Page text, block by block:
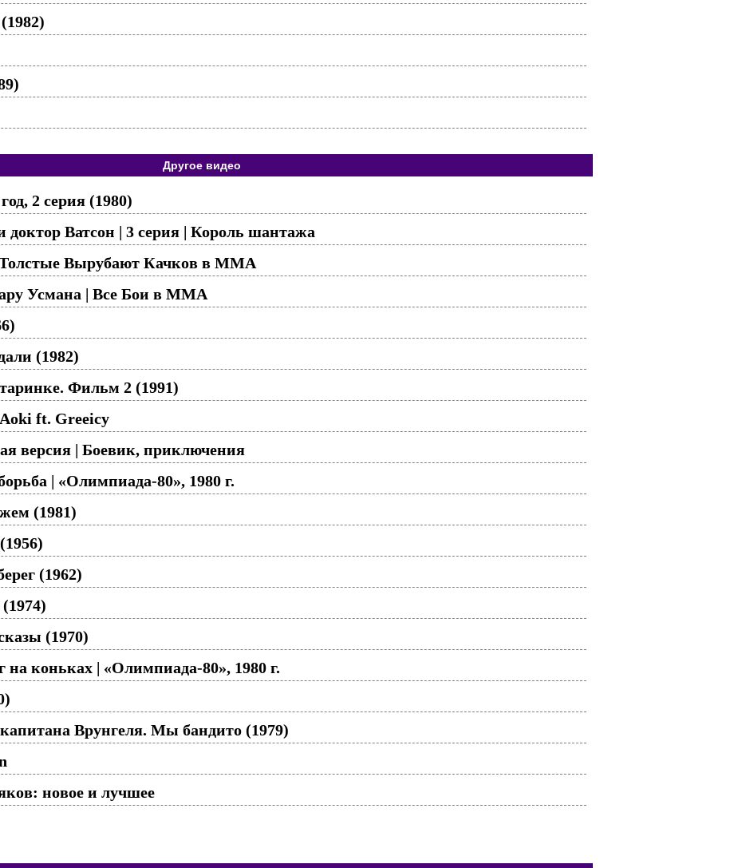
Другое видео
2 серия (1980)
Ватсон | 3 серия | Король шантажа
Толстые Вырубают Качков в ММА
Усмана | Все Бои в ММА
(1982)
Фильм 2 (1991)
ft. Greeicy
версия | Боевик, приключения
| «Олимпиада-80», 1980 г.
(1981)
(1962)
(1970)
на коньках | «Олимпиада-80», 1980 г.
Врунгеля. Мы бандито (1979)
новое и лучшее